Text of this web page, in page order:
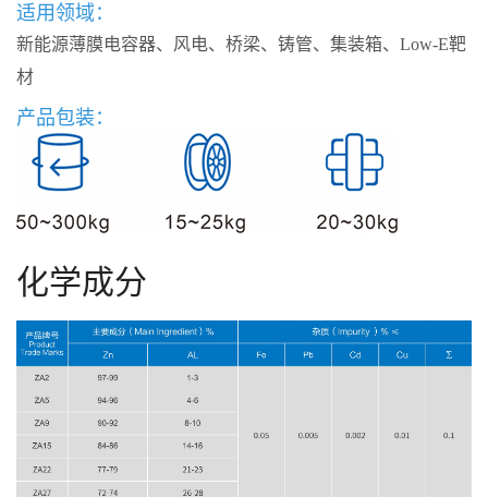
适用领域：
新能源薄膜电容器、风电、桥梁、铸管、集装箱、Low-E靶
材
产品包装：
化学成分